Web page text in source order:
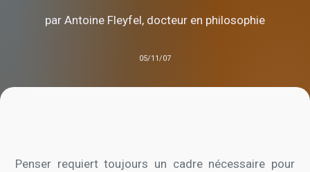
par Antoine Fleyfel, docteur en philosophie
05/11/07
Penser requiert toujours un cadre nécessaire pour